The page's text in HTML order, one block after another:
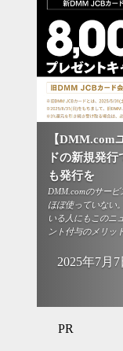
【DMM.com
ドの新規発
も発行を
DMM.comのサー
ほぼ使っていない
いる人にもこのニ
ント付与のメリッ
2025年7月7
PR